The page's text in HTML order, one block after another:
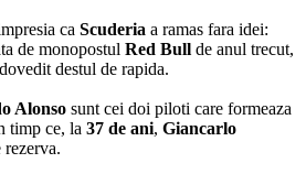
ca Scuderia a ramas fara idei:
de monopostul Red Bull de anul trecut,
destul de rapida.
Alonso sunt cei doi piloti care formeaza
timp ce, la 37 de ani, Giancarlo
rezerva.